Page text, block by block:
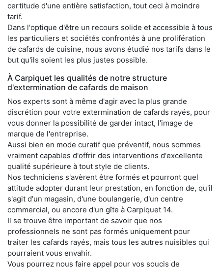
certitude d'une entière satisfaction, tout ceci à moindre
tarif.
Dans l'optique d'être un recours solide et accessible à tous
les particuliers et sociétés confrontés à une prolifération
de cafards de cuisine, nous avons étudié nos tarifs dans le
but qu'ils soient les plus justes possible.
À Carpiquet les qualités de notre structure
d'extermination de cafards de maison
Nos experts sont à même d'agir avec la plus grande
discrétion pour votre extermination de cafards rayés, pour
vous donner la possibilité de garder intact, l'image de
marque de l'entreprise.
Aussi bien en mode curatif que préventif, nous sommes
vraiment capables d'offrir des interventions d'excellente
qualité supérieure à tout style de clients.
Nos techniciens s'avèrent être formés et pourront quel
attitude adopter durant leur prestation, en fonction de, qu'il
s'agit d'un magasin, d'une boulangerie, d'un centre
commercial, ou encore d'un gîte à Carpiquet 14.
Il se trouve être important de savoir que nos
professionnels ne sont pas formés uniquement pour
traiter les cafards rayés, mais tous les autres nuisibles qui
pourraient vous envahir.
Vous pourrez nous faire appel pour vos soucis de